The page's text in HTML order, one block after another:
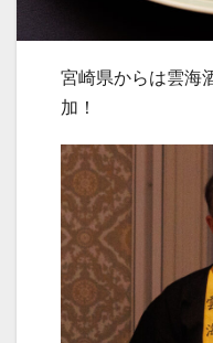
宮崎県からは雲海
加！